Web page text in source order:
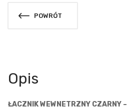
POWRÓT
Opis
ŁACZNIK WEWNETRZNY CZARNY –